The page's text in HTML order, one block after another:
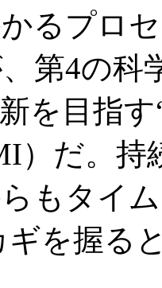
るプロ
第4の科
を目指
）だ。持
もタイ
を握る